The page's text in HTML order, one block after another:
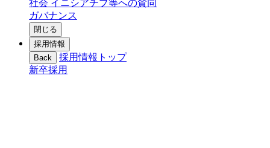
社会 イニシアチブ等への賛同
ガバナンス
閉じる
採用情報
Back
採用情報トップ
新卒採用